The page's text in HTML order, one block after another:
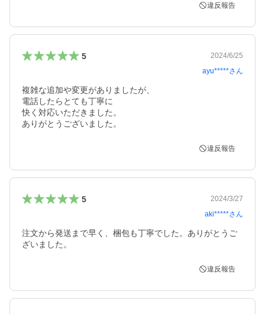
違反報告
5
2024/6/25
ayu*****さん
複雑な追加や変更がありましたが、
電話したらとても丁寧に
快く対応いただきました。
ありがとうございました。
違反報告
5
2024/3/27
aki*****さん
注文から発送まで早く、梱包も丁寧でした。ありがとうご
ざいました。
違反報告